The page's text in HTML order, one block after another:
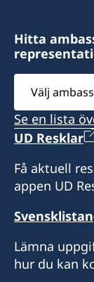
Hitta
Välj
ambassad
Se en lista
UD Resklar
Få aktuell
appen UD
Svensklistan
Lämna
hur du kan